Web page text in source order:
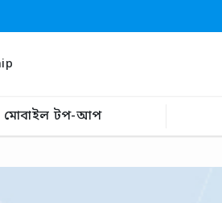
মোবাইল টপ-আপ